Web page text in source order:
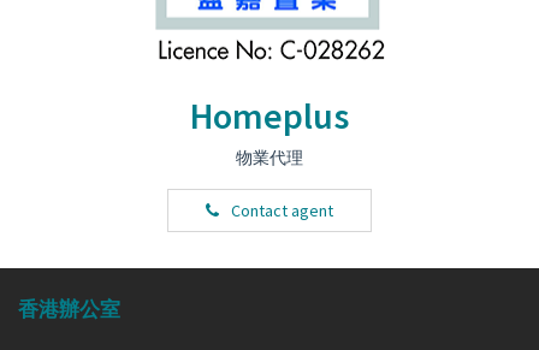
Homeplus
物業代理
Contact agent
香港辦公室